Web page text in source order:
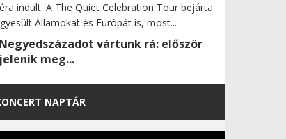
indult. A The Quiet Celebration Tour bejárta
Államokat és Európát is, most...
Negyedszázadot vártunk rá: először
jelenik meg...
NAPTÁR